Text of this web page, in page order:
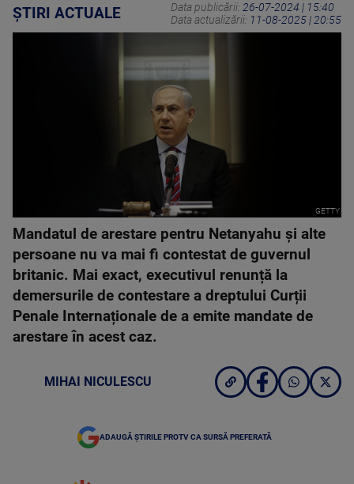
ȘTIRI ACTUALE Data publicării: 26-07-2024 | 15:40
Data actualizării: 11-08-2025 | 20:55
GETTY
Mandatul de arestare pentru Netanyahu și alte
persoane nu va mai fi contestat de guvernul
britanic. Mai exact, executivul renunță la
demersurile de contestare a dreptului Curții
Penale Internaționale de a emite mandate de
arestare în acest caz.
MIHAI NICULESCU
ADAUGĂ ȘTIRILE PROTV CA SURSĂ PREFERATĂ